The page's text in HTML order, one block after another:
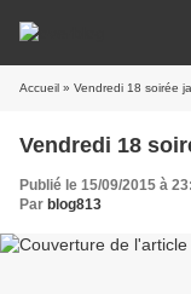
Accueil » Vendredi 18 soirée
Vendredi 18
Publié le 15/09/2015 à
Par blog813